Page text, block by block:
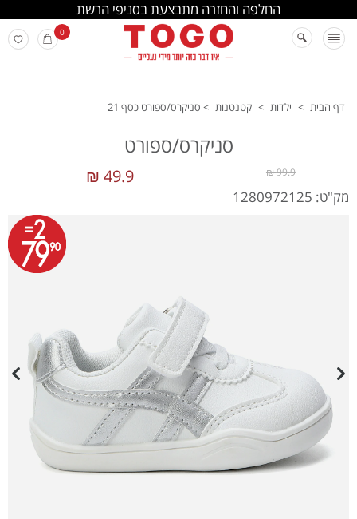
החלפה והחזרה מתבצעת בסניפי הרשת
0
דף הבית > ילדות > קטנטנות > סניקרס/ספורט כסף 21
סניקרס/ספורט
49.9 ₪ 99.9 ₪
מק"ט: 1280972125